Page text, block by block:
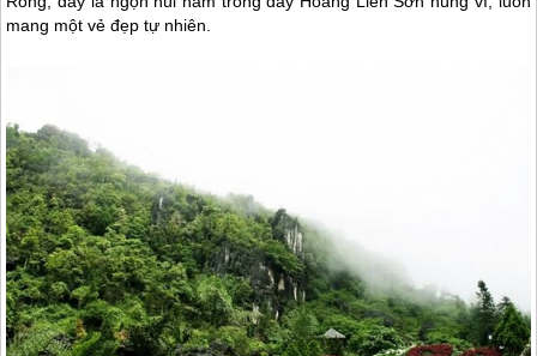
mang một vẻ đẹp tự nhiên.